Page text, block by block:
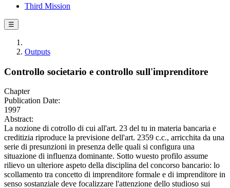
Third Mission
☰
Outputs
Controllo societario e controllo sull'imprenditore
Chapter
Publication Date:
1997
Abstract:
La nozione di cotrollo di cui all'art. 23 del tu in materia bancaria e
creditizia riproduce la previsione dell'art. 2359 c.c., arricchita da una
serie di presunzioni in presenza delle quali si configura una
situazione di influenza dominante. Sotto wuesto profilo assume
rilievo un ulteriore aspeto della disciplina del concorso bancario: lo
scollamento tra concetto di imprenditore formale e di imprenditore in
senso sostanziale deve focalizzare l'attenzione dello studioso sui